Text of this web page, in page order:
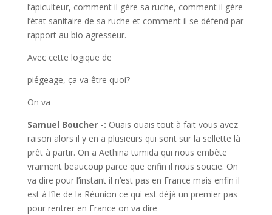
l’apiculteur, comment il gère sa ruche, comment il gère
l’état sanitaire de sa ruche et comment il se défend par
rapport au bio agresseur.
Avec cette logique de
piégeage, ça va être quoi?
On va
Samuel Boucher -: Ouais ouais tout à fait vous avez
raison alors il y en a plusieurs qui sont sur la sellette là
prêt à partir. On a Aethina tumida qui nous embête
vraiment beaucoup parce que enfin il nous soucie. On
va dire pour l’instant il n’est pas en France mais enfin il
est à l’île de la Réunion ce qui est déjà un premier pas
pour rentrer en France on va dire